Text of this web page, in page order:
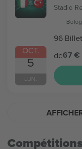
OCT.
5
LUN.
Stadio
96
de67 €